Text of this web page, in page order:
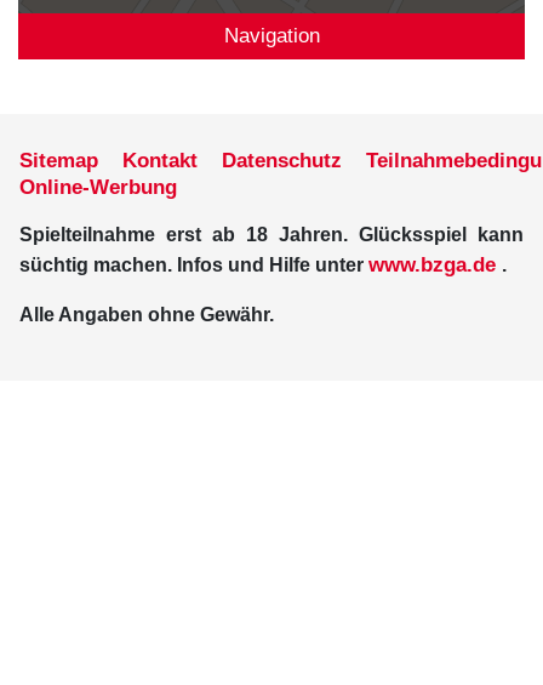
Navigation
Sitemap Kontakt Datenschutz
Online-Werbung
Spielteilnahme erst ab 18 Jahren. Glücksspiel kann
süchtig machen. Infos und Hilfe unter www.bzga.de .
Alle Angaben ohne Gewähr.